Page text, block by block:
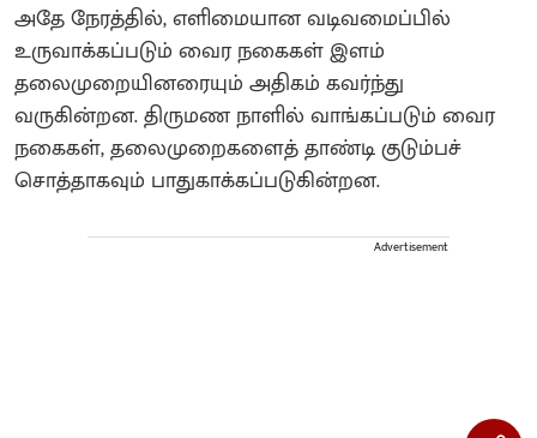
அதே நேரத்தில், எளிமையான வடிவமைப்பில்
உருவாக்கப்படும் வைர நகைகள் இளம்
தலைமுறையினரையும் அதிகம் கவர்ந்து
வருகின்றன. திருமண நாளில் வாங்கப்படும் வைர
நகைகள், தலைமுறைகளைத் தாண்டி குடும்பச்
சொத்தாகவும் பாதுகாக்கப்படுகின்றன.
Advertisement